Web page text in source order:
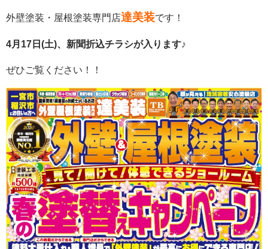
外壁塗装・屋根塗装専門店達美装です！
4月17日(土)、新聞折込チラシが入ります♪
ぜひご覧ください！！